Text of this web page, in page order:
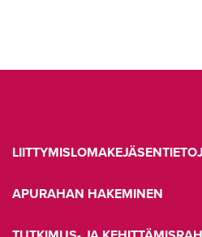
LIITTYMISLOMAKE
APURAHAN HAKEMINEN